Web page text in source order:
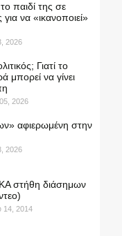
παιδί της σε
να «ικανοποιεί»
2026
Γιατί το
μπορεί να γίνει
2026
αφιερωμένη στην
2026
στήθη διάσημων
14, 2014